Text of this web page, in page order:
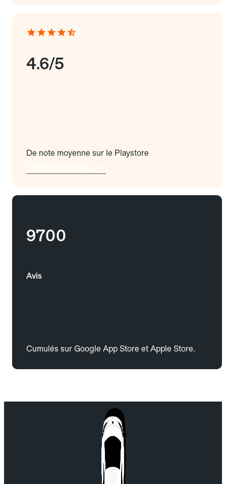
4.6/5
De note moyenne sur le Playstore
9700
Avis
Cumulés sur Google App Store et Apple Store.